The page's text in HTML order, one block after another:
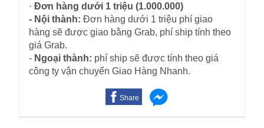
· Đơn hàng dưới 1 triệu (1.000.000)
- Nội thành: Đơn hàng dưới 1 triệu phí giao
hàng sẽ được giao bằng Grab, phí ship tính theo
giá Grab.
- Ngoại thành: phí ship sẽ được tính theo giá
công ty vận chuyển Giao Hàng Nhanh.
Share